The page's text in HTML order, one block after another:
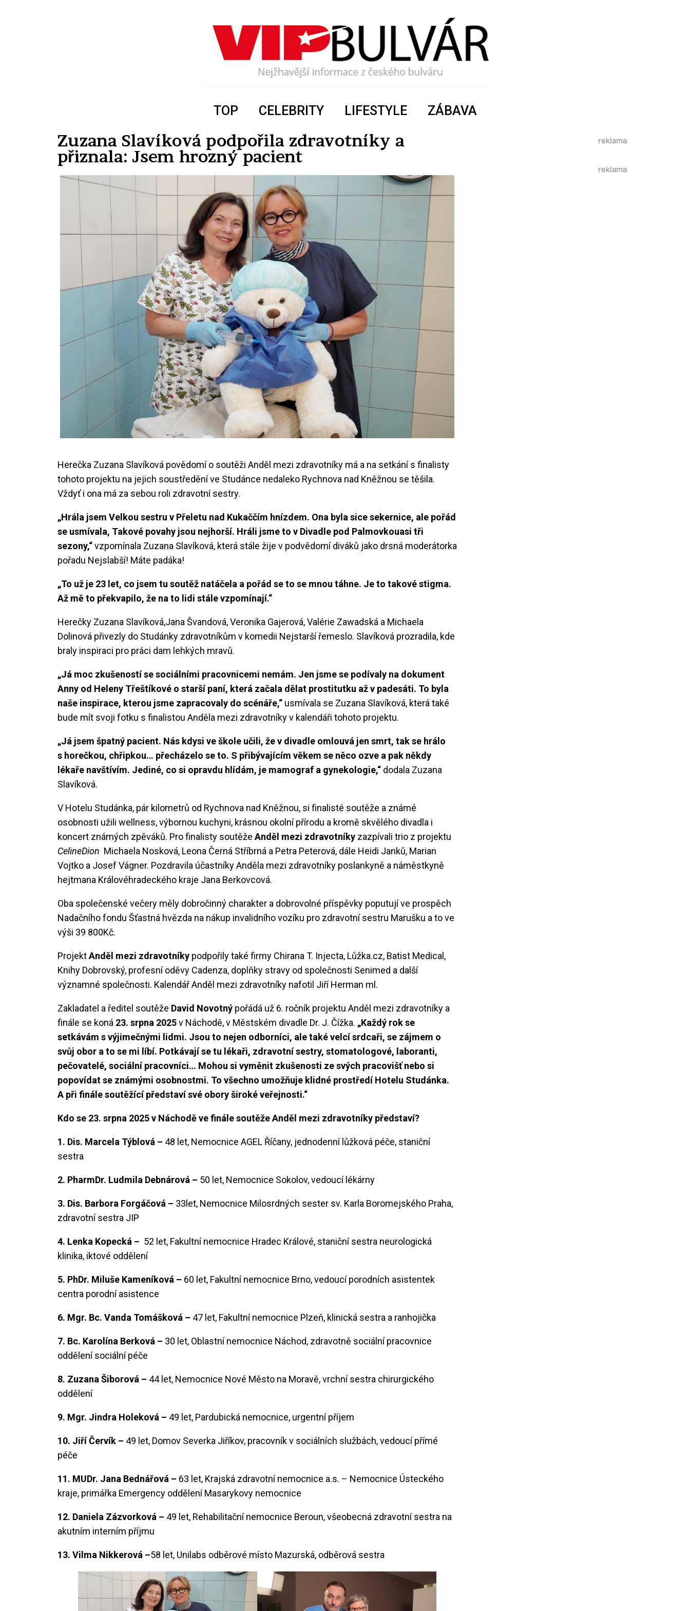
TOP CELEBRITY LIFESTYLE ZÁBAVA
Zuzana Slavíková podpořila zdravotníky a
přiznala: Jsem hrozný pacient
Herečka Zuzana Slavíková povědomí o soutěži Anděl mezi zdravotníky má a na setkání s finalisty
tohoto projektu na jejich soustředění ve Studánce nedaleko Rychnova nad Kněžnou se těšila.
Vždyť i ona má za sebou roli zdravotní sestry.
„Hrála jsem Velkou sestru v Přeletu nad Kukaččím hnízdem. Ona byla sice sekernice, ale pořád
se usmívala, Takové povahy jsou nejhorší. Hráli jsme to v Divadle pod Palmovkouasi tři
sezony,“vzpomínala Zuzana Slavíková, která stále žije v podvědomí diváků jako drsná moderátorka
pořadu Nejslabší! Máte padáka!
„To už je 23 let, co jsem tu soutěž natáčela a pořád se to se mnou táhne. Je to takové stigma.
Až mě to překvapilo, že na to lidi stále vzpomínají.“
Herečky Zuzana Slavíková,Jana Švandová, Veronika Gajerová, Valérie Zawadská a Michaela
Dolinová přivezly do Studánky zdravotníkům v komedii Nejstarší řemeslo. Slavíková prozradila, kde
braly inspiraci pro práci dam lehkých mravů.
„Já moc zkušeností se sociálními pracovnicemi nemám. Jen jsme se podívaly na dokument
Anny od Heleny Třeštíkové o starší paní, která začala dělat prostitutku až v padesáti. To byla
naše inspirace, kterou jsme zapracovaly do scénáře,“ usmívala se Zuzana Slavíková, která také
bude mít svoji fotku s finalistou Anděla mezi zdravotníky v kalendáři tohoto projektu.
„Já jsem špatný pacient. Nás kdysi ve škole učili, že v divadle omlouvá jen smrt, tak se hrálo
s horečkou, chřipkou… přecházelo se to. S přibývajícím věkem se něco ozve a pak někdy
lékaře navštívím. Jediné, co si opravdu hlídám, je mamograf a gynekologie,“ dodala Zuzana
Slavíková.
V Hotelu Studánka, pár kilometrů od Rychnova nad Kněžnou, si finalisté soutěže a známé
osobnosti užili wellness, výbornou kuchyni, krásnou okolní přírodu a kromě skvělého divadla i
koncert známých zpěváků. Pro finalisty soutěžeAnděl mezi zdravotníky zazpívali trio z projektu
CelineDion Michaela Nosková, Leona Černá Stříbrná a Petra Peterová, dále Heidi Janků, Marian
Vojtko a Josef Vágner. Pozdravila účastníky Anděla mezi zdravotníky poslankyně a náměstkyně
hejtmana Královéhradeckého kraje Jana Berkovcová.
Oba společenské večery měly dobročinný charakter a dobrovolné příspěvky poputují ve prospěch
Nadačního fondu Šťastná hvězda na nákup invalidního vozíku pro zdravotní sestru Marušku a to ve
výši 39 800Kč.
ProjektAnděl mezi zdravotníky podpořily také firmy Chirana T. Injecta, Lůžka.cz, Batist Medical,
Knihy Dobrovský, profesní oděvy Cadenza, doplňky stravy od společnosti Senimed a další
významné společnosti. Kalendář Anděl mezi zdravotníky nafotil Jiří Herman ml.
Zakladatel a ředitel soutěže David Novotný pořádá už 6. ročník projektu Anděl mezi zdravotníky a
finále se koná 23. srpna 2025v Náchodě, v Městském divadle Dr. J. Čížka. „Každý rok se
setkávám s výjimečnými lidmi. Jsou to nejen odborníci, ale také velcí srdcaři, se zájmem o
svůj obor a to se mi líbí. Potkávají se tu lékaři, zdravotní sestry, stomatologové, laboranti,
pečovatelé, sociální pracovníci… Mohou si vyměnit zkušenosti ze svých pracovišť nebo si
popovídat se známými osobnostmi. To všechno umožňuje klidné prostředí Hotelu Studánka.
A při finále soutěžící představí své obory široké veřejnosti.“
Kdo se 23. srpna 2025 v Náchodě ve finále soutěže Anděl mezi zdravotníky představí?
1. Dis. Marcela Týblová – 48 let, Nemocnice AGEL Říčany, jednodenní lůžková péče, staniční
sestra
2. PharmDr. Ludmila Debnárová – 50 let, Nemocnice Sokolov, vedoucí lékárny
3. Dis. Barbora Forgáčová – 33let, Nemocnice Milosrdných sester sv. Karla Boromejského Praha,
zdravotní sestra JIP
4. Lenka Kopecká – 52 let, Fakultní nemocnice Hradec Králové, staniční sestra neurologická
klinika, iktové oddělení
5. PhDr. Miluše Kameníková – 60 let, Fakultní nemocnice Brno, vedoucí porodních asistentek
centra porodní asistence
6. Mgr. Bc. Vanda Tomášková – 47 let, Fakultní nemocnice Plzeň, klinická sestra a ranhojička
7. Bc. Karolína Berková – 30 let, Oblastní nemocnice Náchod, zdravotně sociální pracovnice
oddělení sociální péče
8. Zuzana Šiborová – 44 let, Nemocnice Nové Město na Moravě, vrchní sestra chirurgického
oddělení
9. Mgr. Jindra Holeková – 49 let, Pardubická nemocnice, urgentní příjem
10. Jiří Červík – 49 let, Domov Severka Jiříkov, pracovník v sociálních službách, vedoucí přímé
péče
11. MUDr. Jana Bednářová – 63 let, Krajská zdravotní nemocnice a.s. – Nemocnice Ústeckého
kraje, primářka Emergency oddělení Masarykovy nemocnice
12. Daniela Zázvorková – 49 let, Rehabilitační nemocnice Beroun, všeobecná zdravotní sestra na
akutním interním příjmu
13. Vilma Nikkerová –58 let, Unilabs odběrové místo Mazurská, odběrová sestra
reklama
reklama